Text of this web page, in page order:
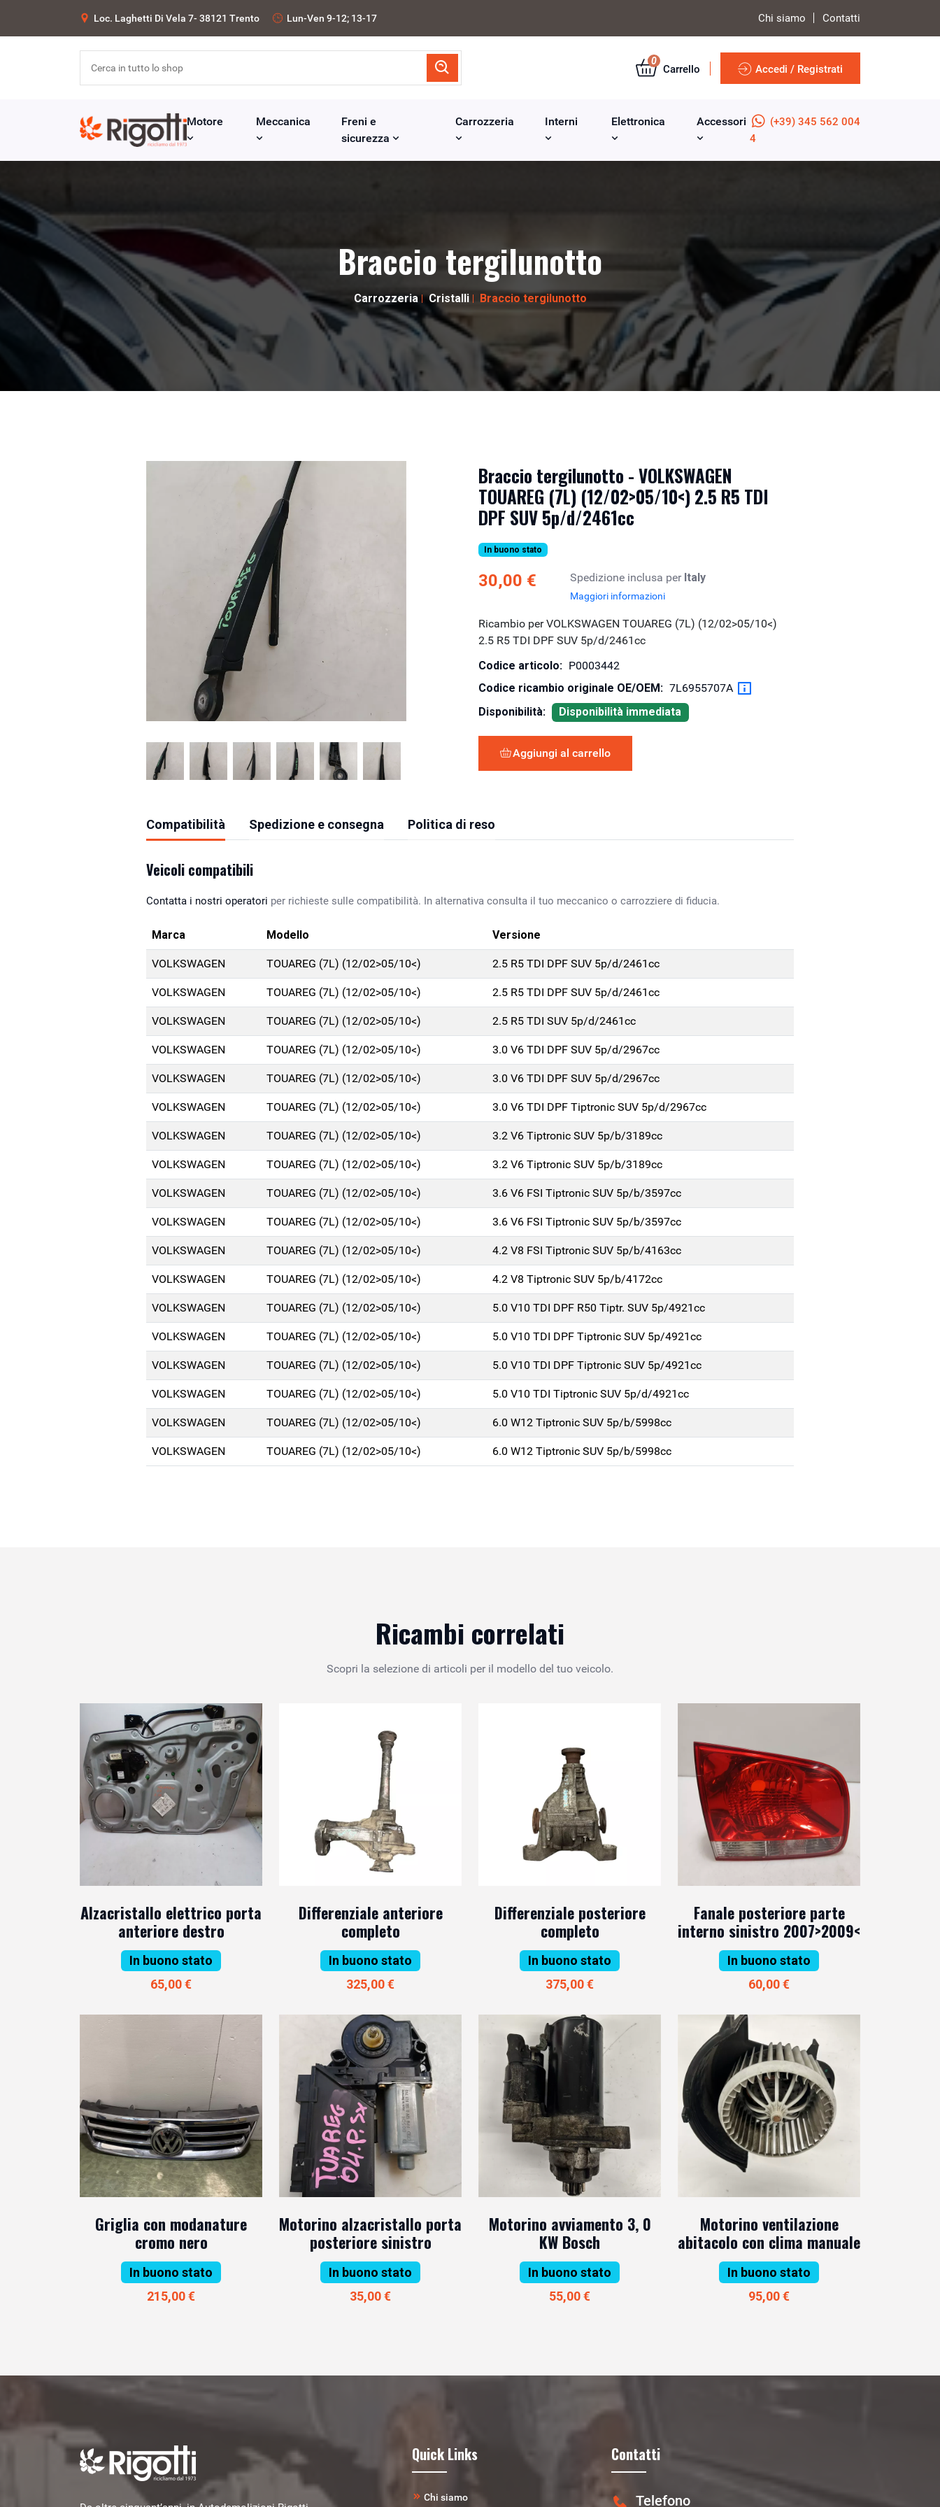
Loc. Laghetti Di Vela 7- 38121 Trento Lun-Ven 9-12; 13-17 Chi siamo Contatti
0
Carrello Accedi / Registrati
Motore Meccanica
Freni e
sicurezza
Carrozzeria Interni Elettronica Accessori
(+39) 345 562 004
4
Braccio tergilunotto
Carrozzeria Cristalli Braccio tergilunotto
Braccio tergilunotto - VOLKSWAGEN
TOUAREG (7L) (12/02>05/10<) 2.5 R5 TDI
DPF SUV 5p/d/2461cc
In buono stato
30,00 € Spedizione inclusa per Italy
Maggiori informazioni
Ricambio per VOLKSWAGEN TOUAREG (7L) (12/02>05/10<)
2.5 R5 TDI DPF SUV 5p/d/2461cc
Codice articolo: P0003442
Codice ricambio originale OE/OEM: 7L6955707A
Disponibilità:
Disponibilità immediata
Aggiungi al carrello
Compatibilità Spedizione e consegna Politica di reso
Veicoli compatibili
Contatta i nostri operatori per richieste sulle compatibilità. In alternativa consulta il tuo meccanico o carrozziere di fiducia.
Marca Modello Versione
VOLKSWAGEN TOUAREG (7L) (12/02>05/10<) 2.5 R5 TDI DPF SUV 5p/d/2461cc
VOLKSWAGEN TOUAREG (7L) (12/02>05/10<) 2.5 R5 TDI DPF SUV 5p/d/2461cc
VOLKSWAGEN TOUAREG (7L) (12/02>05/10<) 2.5 R5 TDI SUV 5p/d/2461cc
VOLKSWAGEN TOUAREG (7L) (12/02>05/10<) 3.0 V6 TDI DPF SUV 5p/d/2967cc
VOLKSWAGEN TOUAREG (7L) (12/02>05/10<) 3.0 V6 TDI DPF SUV 5p/d/2967cc
VOLKSWAGEN TOUAREG (7L) (12/02>05/10<) 3.0 V6 TDI DPF Tiptronic SUV 5p/d/2967cc
VOLKSWAGEN TOUAREG (7L) (12/02>05/10<) 3.2 V6 Tiptronic SUV 5p/b/3189cc
VOLKSWAGEN TOUAREG (7L) (12/02>05/10<) 3.2 V6 Tiptronic SUV 5p/b/3189cc
VOLKSWAGEN TOUAREG (7L) (12/02>05/10<) 3.6 V6 FSI Tiptronic SUV 5p/b/3597cc
VOLKSWAGEN TOUAREG (7L) (12/02>05/10<) 3.6 V6 FSI Tiptronic SUV 5p/b/3597cc
VOLKSWAGEN TOUAREG (7L) (12/02>05/10<) 4.2 V8 FSI Tiptronic SUV 5p/b/4163cc
VOLKSWAGEN TOUAREG (7L) (12/02>05/10<) 4.2 V8 Tiptronic SUV 5p/b/4172cc
VOLKSWAGEN TOUAREG (7L) (12/02>05/10<) 5.0 V10 TDI DPF R50 Tiptr. SUV 5p/4921cc
VOLKSWAGEN TOUAREG (7L) (12/02>05/10<) 5.0 V10 TDI DPF Tiptronic SUV 5p/4921cc
VOLKSWAGEN TOUAREG (7L) (12/02>05/10<) 5.0 V10 TDI DPF Tiptronic SUV 5p/4921cc
VOLKSWAGEN TOUAREG (7L) (12/02>05/10<) 5.0 V10 TDI Tiptronic SUV 5p/d/4921cc
VOLKSWAGEN TOUAREG (7L) (12/02>05/10<) 6.0 W12 Tiptronic SUV 5p/b/5998cc
VOLKSWAGEN TOUAREG (7L) (12/02>05/10<) 6.0 W12 Tiptronic SUV 5p/b/5998cc
Ricambi correlati
Scopri la selezione di articoli per il modello del tuo veicolo.
Alzacristallo elettrico porta
anteriore destro
In buono stato
65,00 €
Differenziale anteriore
completo
In buono stato
325,00 €
Differenziale posteriore
completo
In buono stato
375,00 €
Fanale posteriore parte
interno sinistro 2007>2009<
In buono stato
60,00 €
Griglia con modanature
cromo nero
In buono stato
215,00 €
Motorino alzacristallo porta
posteriore sinistro
In buono stato
35,00 €
Motorino avviamento 3, 0
KW Bosch
In buono stato
55,00 €
Motorino ventilazione
abitacolo con clima manuale
In buono stato
95,00 €
Quick Links
Chi siamo
Contatti
Telefono